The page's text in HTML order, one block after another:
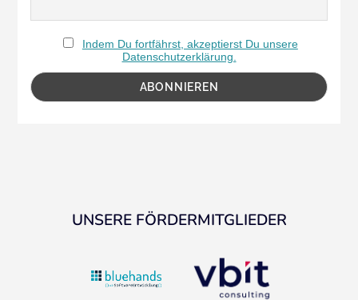
Indem Du fortfährst, akzeptierst Du unsere
Datenschutzerklärung.
UNSERE FÖRDERMITGLIEDER